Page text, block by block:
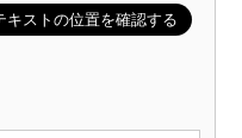
ストの位置を確認する